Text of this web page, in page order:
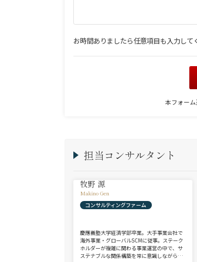
お時間ありましたら任意項目も入力して
本フォー
担当コンサルタント
牧野 源
Makino Gen
コンサルティングファーム
慶應義塾大学経済学部卒業。大手事業会社で
海外事業・グローバルSCMに従事。ステーク
ホルダーが複雑に関わる事業運営の中で、サ
ステナブルな関係構築を常に意識しながら意